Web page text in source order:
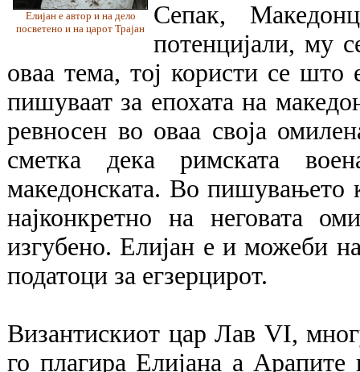
Елијан е автор и на дело
посветено и на царот Трајан
Сепак,
потенцијали, му
оваа тема, тој користи се што
пишуваат за епохата на
ревносен во оваа своја
сметка дека римската
македонската. Во пишувањето
најконкретно на неговата
изгубено. Елијан е и можеби
податоци за егзерцирот.
Византискиот цар Лав VI,
го плагира Елијана а Арапите